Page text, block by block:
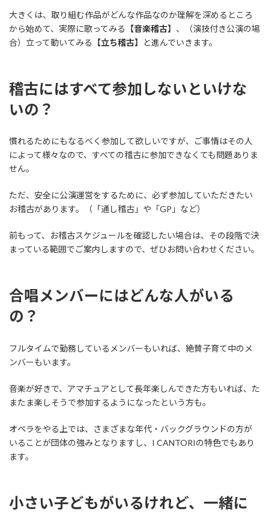
大きくは、取り組む作品がどんな作品なのか理解を深めるところ
から始めて、実際に歌ってみる
【音楽稽古】 、（演技付き公演の場
合）立って動いてみる
【立ち稽古】 と進んでいきます。
稽古にはすべて参加しないといけな
いの？
慣れるためにもなるべく参加して欲しいですが、ご事情はその人
によって様々なので、すべての稽古に参加できなくても問題ありま
せん。
ただ、安全に公演運営をするために、必ず参加していただきたい
お稽古があります。（「通し稽古」や「GP」など）
前もって、お稽古スケジュールを確認したい場合は、その段階で決
まっている範囲でご案内しますので、ぜひお問い合わせください。
合唱メンバーにはどんな人がいる
の？
フルタイムで勤務しているメンバーもいれば、絶賛子育て中のメ
ンバーもいます。
音楽が好きで、アマチュアとして長年楽しんできた方もいれば、た
またま楽しそうで参加するようになったという方も。
オペラをやる上では、さまざまな年代・バックグラウンドの方が
いることが団体の強みとなりますし、I CANTORIの特色でもあり
ます。
小さい子どもがいるけれど、一緒に